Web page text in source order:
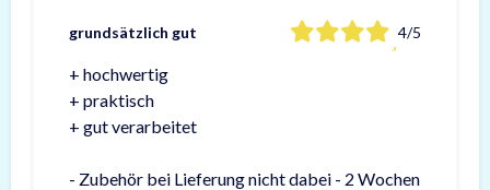
grundsätzlich gut 4/5
+ hochwertig
+ praktisch
+ gut verarbeitet
- Zubehör bei Lieferung nicht dabei - 2 Wochen